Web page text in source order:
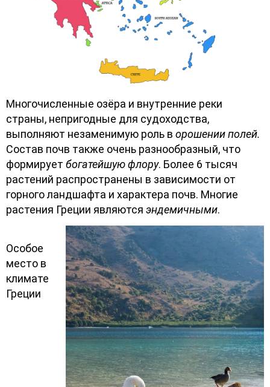
Многочисленные озёра и внутренние реки
страны, непригодные для судоходства,
выполняют незаменимую роль в орошении полей.
Состав почв также очень разнообразный, что
формирует богатейшую флору. Более 6 тысяч
растений распространены в зависимости от
горного ландшафта и характера почв. Многие
растения Греции являются эндемичными.
Особое
место в
климате
Греции